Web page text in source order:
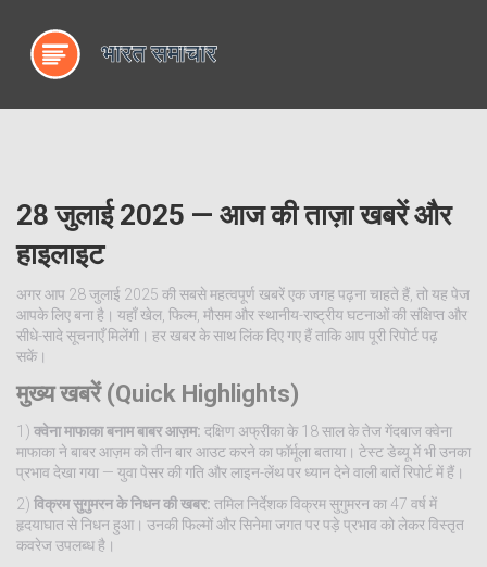
28 जुलाई 2025 — आज की ताज़ा खबरें और
हाइलाइट
अगर आप 28 जुलाई 2025 की सबसे महत्वपूर्ण खबरें एक जगह पढ़ना चाहते हैं, तो यह पेज
आपके लिए बना है। यहाँ खेल, फिल्म, मौसम और स्थानीय-राष्ट्रीय घटनाओं की संक्षिप्त और
सीधे-सादे सूचनाएँ मिलेंगी। हर खबर के साथ लिंक दिए गए हैं ताकि आप पूरी रिपोर्ट पढ़
सकें।
मुख्य खबरें (Quick Highlights)
1) क्वेना माफाका बनाम बाबर आज़म: दक्षिण अफ्रीका के 18 साल के तेज गेंदबाज क्वेना
माफाका ने बाबर आज़म को तीन बार आउट करने का फॉर्मूला बताया। टेस्ट डेब्यू में भी उनका
प्रभाव देखा गया — युवा पेसर की गति और लाइन-लेंथ पर ध्यान देने वाली बातें रिपोर्ट में हैं।
2) विक्रम सुगुमरन के निधन की खबर: तमिल निर्देशक विक्रम सुगुमरन का 47 वर्ष में
हृदयाघात से निधन हुआ। उनकी फिल्मों और सिनेमा जगत पर पड़े प्रभाव को लेकर विस्तृत
कवरेज उपलब्ध है।